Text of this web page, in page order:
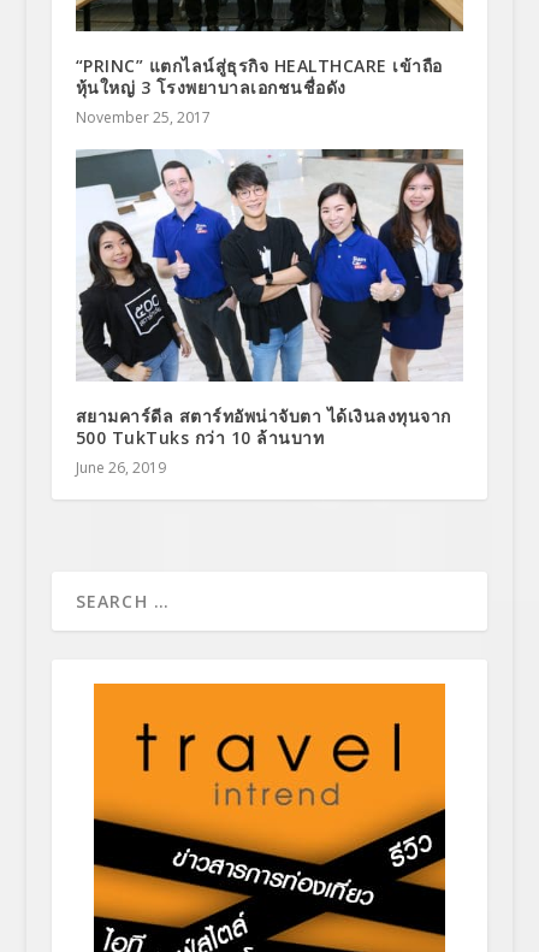
“PRINC” แตกไลน์สู่ธุรกิจ HEALTHCARE เข้าถือ
หุ้นใหญ่ 3 โรงพยาบาลเอกชนชื่อดัง
November 25, 2017
สยามคาร์ดีล สตาร์ทอัพน่าจับตา ได้เงินลงทุนจาก
500 TukTuks กว่า 10 ล้านบาท
June 26, 2019